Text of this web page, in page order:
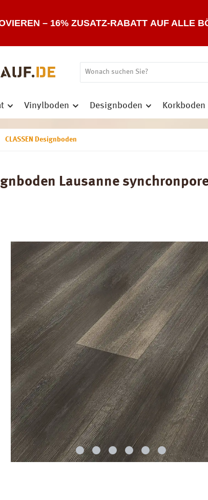
– 16% ZUSATZ-RABATT AUF ALLE
Vinylboden Designboden Korkboden
CLASSEN Designboden
Lausanne